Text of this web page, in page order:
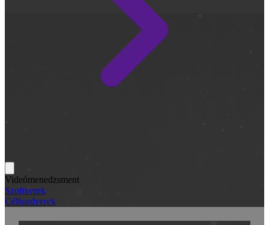
Videómenedzsment
Szoftverek
Célhardverek